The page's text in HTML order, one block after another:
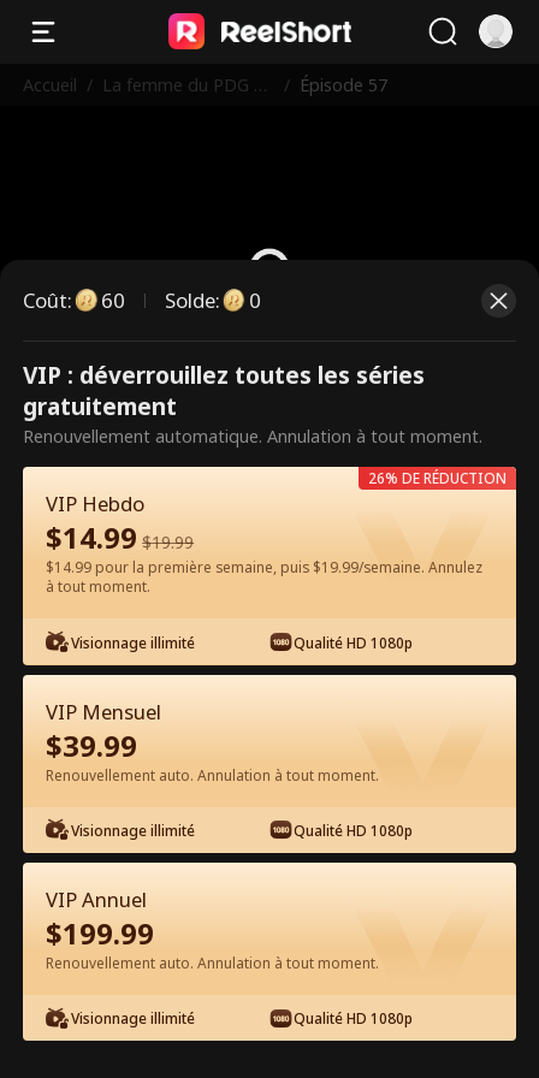
Accueil / La femme du PDG es
/ Épisode 57
Ce sont des épisodes payants.
Débloquez pour regarder.
Regarder gratuitement sur l'App
Épisode 57 - La femme du PDG est
une dure à cuire Film complet
0-49 50-73 Tous les épisodes
Coût: 60 Solde: 0
VIP : déverrouillez toutes les séries
gratuitement
Renouvellement automatique. Annulation à tout moment.
VIP Hebdo
$14.99 $19.99
$14.99 pour la première semaine, puis $19.99/semaine. Annulez
à tout moment.
Visionnage illimité Qualité HD 1080p
26% DE RÉDUCTION
VIP Mensuel
$39.99
Renouvellement auto. Annulation à tout moment.
Visionnage illimité Qualité HD 1080p
VIP Annuel
$199.99
Renouvellement auto. Annulation à tout moment.
Visionnage illimité Qualité HD 1080p